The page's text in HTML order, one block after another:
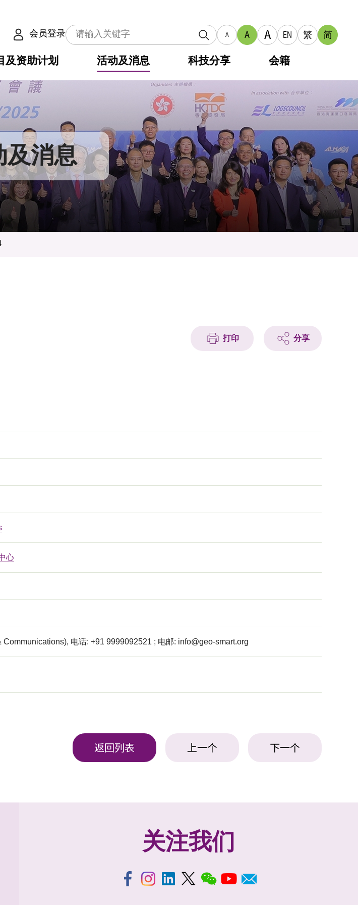
会员登录 A A A EN 繁 简
及资助计划 活动及消息 科技分享 会籍
及消息
打印 分享
心
电话: +91 9999092521 ; 电邮: info@geo-smart.org
返回列表 上一个 下一个
关注我们